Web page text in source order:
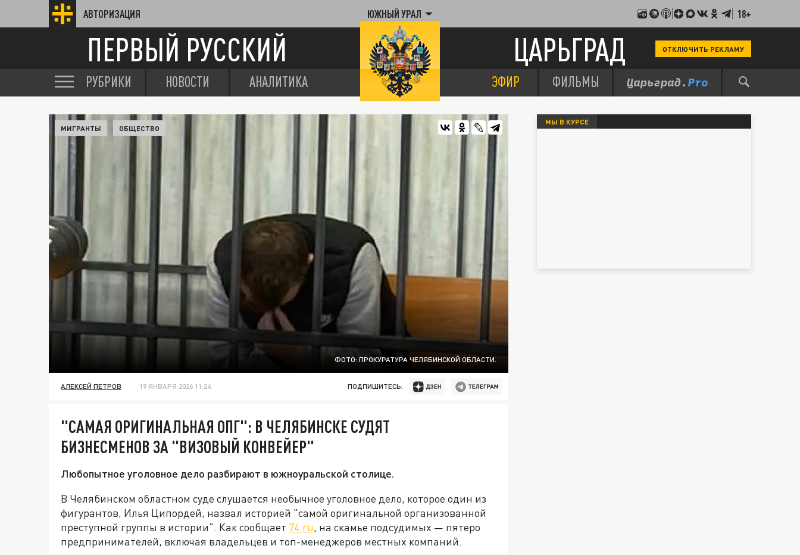
АВТОРИЗАЦИЯ ЮЖНЫЙ УРАЛ 18+
ПЕРВЫЙ РУССКИЙ ЦАРЬГРАД ОТКЛЮЧИТЬ РЕКЛАМУ
РУБРИКИ НОВОСТИ АНАЛИТИКА ЭФИР ФИЛЬМЫ
ФОТО: ПРОКУРАТУРА ЧЕЛЯБИНСКОЙ ОБЛАСТИ.
МИГРАНТЫ ОБЩЕСТВО
АЛЕКСЕЙ ПЕТРОВ 19 ЯНВАРЯ 2026 11:24 ПОДПИШИТЕСЬ:
"САМАЯ ОРИГИНАЛЬНАЯ ОПГ": В ЧЕЛЯБИНСКЕ СУДЯТ
БИЗНЕСМЕНОВ ЗА "ВИЗОВЫЙ КОНВЕЙЕР"
Любопытное уголовное дело разбирают в южноуральской столице.
В Челябинском областном суде слушается необычное уголовное дело, которое один из
фигурантов, Илья Ципордей, назвал историей "самой оригинальной организованной
преступной группы в истории". Как сообщает 74.ru, на скамье подсудимых — пятеро
предпринимателей, включая владельцев и топ-менеджеров местных компаний.
МЫ В КУРСЕ